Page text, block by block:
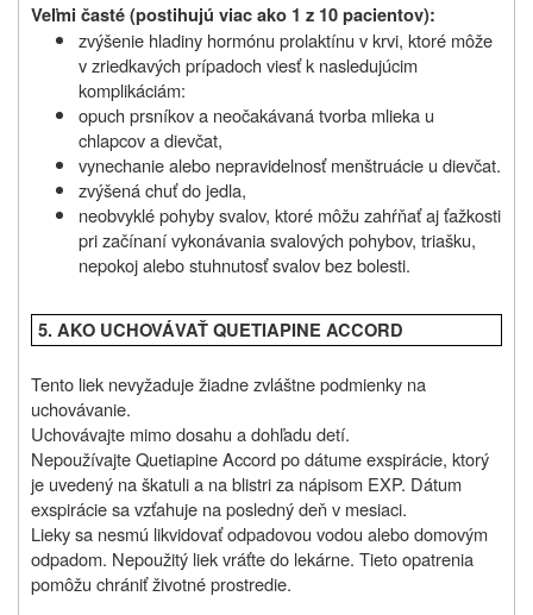
Veľmi časté (postihujú viac ako 1 z 10 pacientov):
zvýšenie hladiny hormónu prolaktínu v krvi, ktoré môže
v zriedkavých prípadoch viesť k nasledujúcim
komplikáciám:
opuch prsníkov a neočakávaná tvorba mlieka u
chlapcov a dievčat,
vynechanie alebo nepravidelnosť menštruácie u dievčat.
zvýšená chuť do jedla,
neobvyklé pohyby svalov, ktoré môžu zahŕňať aj ťažkosti
pri začínaní vykonávania svalových pohybov, triašku,
nepokoj alebo stuhnutosť svalov bez bolesti.
5. AKO UCHOVÁVAŤ QUETIAPINE ACCORD
Tento liek nevyžaduje žiadne zvláštne podmienky na
uchovávanie.
Uchovávajte mimo dosahu a dohľadu detí.
Nepoužívajte Quetiapine Accord po dátume exspirácie, ktorý
je uvedený na škatuli a na blistri za nápisom EXP. Dátum
exspirácie sa vzťahuje na posledný deň v mesiaci.
Lieky sa nesmú likvidovať odpadovou vodou alebo domovým
odpadom. Nepoužitý liek vráťte do lekárne. Tieto opatrenia
pomôžu chrániť životné prostredie.